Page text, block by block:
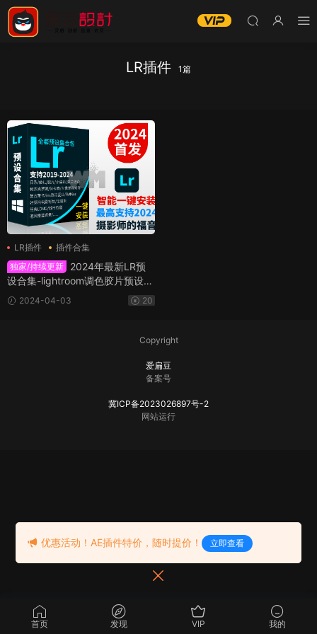
LR插件 1篇
LR插件
插件合集
独家/持续更新
2024年最新LR预
设合集-lightroom调色胶片预设/
日系/复古/人像精修 一键安装WI
N版
2024-04-03 20
Copyright
爱扁豆
备案号
冀ICP备2023026897号-2
网站运行
首页 发现 VIP 我的
优惠活动！AE插件特价，随时提价！ 立即查看